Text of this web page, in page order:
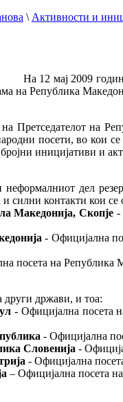
\ Активности и
На 12 мај 2009
на Република
Претседателот на
посети, во кои
иницијативи и
дел
силни контакти кои
Македонија, Скопје -
- Официјална
посета на Република
други држави, и тоа:
- Официјална посета
- Официјална
Словенија -
- Официјална
– Официјална посета